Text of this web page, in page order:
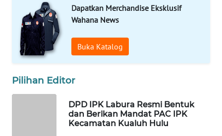
Dapatkan Merchandise Eksklusif
Wahana News
Buka Katalog
Pilihan Editor
DPD IPK Labura Resmi Bentuk
dan Berikan Mandat PAC IPK
Kecamatan Kualuh Hulu
KONSUMEN
LISTRIK
KELISTRIKAN